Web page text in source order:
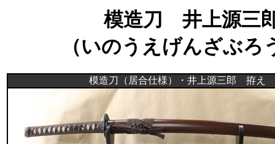
模造刀 井上源三
（いのうえげんざぶろ
模造刀（居合仕様）・井上源三郎 拵え